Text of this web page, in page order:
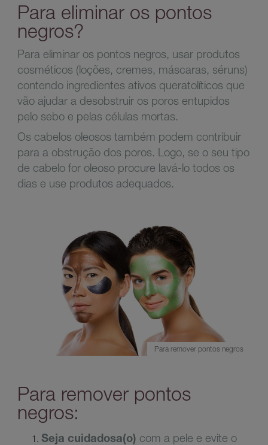
Para eliminar os pontos
negros?
Para eliminar os pontos negros, usar produtos
cosméticos (loções, cremes, máscaras, séruns)
contendo ingredientes ativos queratolíticos que
vão ajudar a desobstruir os poros entupidos
pelo sebo e pelas células mortas.
Os cabelos oleosos também podem contribuir
para a obstrução dos poros. Logo, se o seu tipo
de cabelo for oleoso procure lavá-lo todos os
dias e use produtos adequados.
Para remover pontos negros
Para remover pontos
negros:
Seja cuidadosa(o) com a pele e evite o